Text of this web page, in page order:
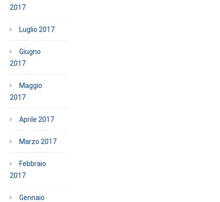
2017
Luglio 2017
Giugno
2017
Maggio
2017
Aprile 2017
Marzo 2017
Febbraio
2017
Gennaio